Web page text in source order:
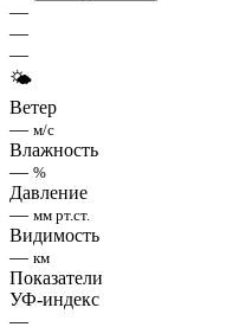
—
—
—
🌤
Ветер
— м/с
Влажность
— %
Давление
— мм рт.ст.
Видимость
— км
Показатели
УФ-индекс
—